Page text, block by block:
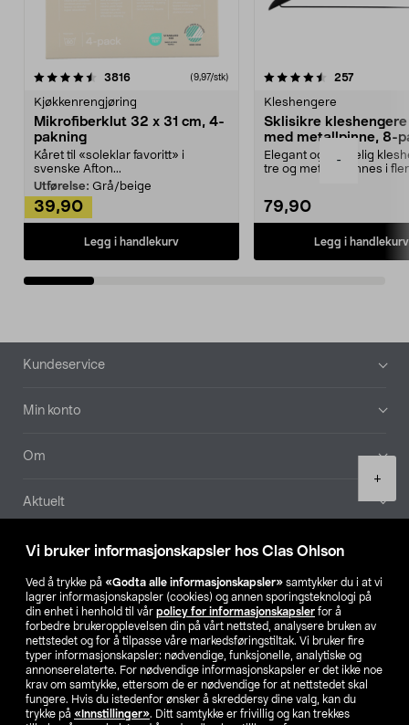
Vi bruker informasjonskapsler hos Clas Ohlson
Ved å trykke på «Godta alle informasjonskapsler» samtykker du i at vi
lagrer informasjonskapsler (cookies) og annen sporingsteknologi på
din enhet i henhold til vår policy for informasjonskapsler for å
forbedre brukeropplevelsen din på vårt nettsted, analysere bruken av
nettstedet og for å tilpasse våre markedsføringstiltak. Vi bruker fire
typer informasjonskapsler: nødvendige, funksjonelle, analytiske og
annonserelaterte. For nødvendige informasjonskapsler er det ikke noe
krav om samtykke, ettersom de er nødvendige for at nettstedet skal
fungere. Hvis du istedenfor ønsker å skreddersy dine valg, kan du
trykke på «Innstillinger». Ditt samtykke er frivillig og kan trekkes
-
+
3816anmeldelser(9,97/stk)
Kjøkkenrengjøring
Mikrofiberklut 32 x 31 cm, 4-
pakning
Kåret til «soleklar favoritt» i
svenske Afton...
Utførelse: Grå/beige
39,90
Legg i handlekurv
4.5av 5 stjerner 257
Kleshengere
Sklisikre
med metallpinne, 8-
Elegant og skikkelig
tre og metall – finnes i
79,90
Legg i handlekurv
4.5av 5 stjerner
Bunntekst
Kundeservice
Min konto
Om
Aktuelt
Våre selskaper
Finn din butikk
SE NO FI